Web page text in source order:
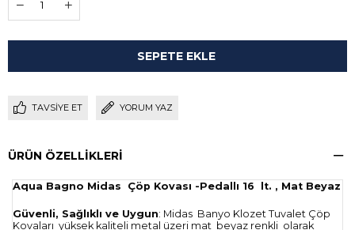
TAVSIYE ET YORUM YAZ
ÜRÜN ÖZELLIKLERI
Aqua Bagno Midas Çöp Kovası -Pedallı 16 lt. , Mat Beyaz
Güvenli, Sağlıklı ve Uygun: Midas Banyo Klozet Tuvalet Çöp
Kovaları yüksek kaliteli metal üzeri mat beyaz renkli olarak